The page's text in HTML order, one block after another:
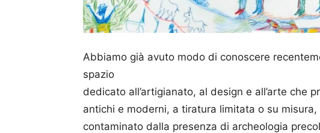
Abbiamo già avuto modo di conoscere
spazio
dedicato all’artigianato, al design e all’arte che
antichi e moderni, a tiratura limitata o su
contaminato dalla presenza di archeologia